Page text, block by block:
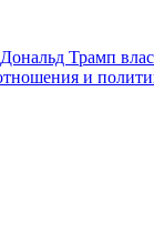
Дональд Трамп
и